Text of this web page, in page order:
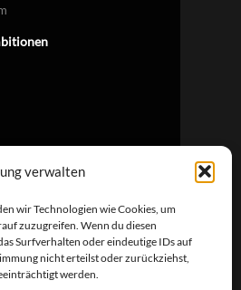
verwalten
wir Technologien wie Cookies, um
zuzugreifen. Wenn du diesen
Surfverhalten oder eindeutige IDs auf
nicht erteilst oder zurückziehst,
werden.